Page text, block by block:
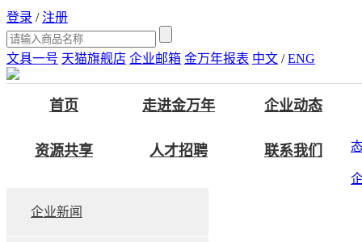
登录 / 注册
文具一号 天猫旗舰店 企业邮箱 金万年报表 中文 / ENG
首页 走进金万年 企业动态
资源共享 人才招聘 联系我们
企业新闻